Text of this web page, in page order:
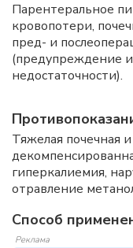
Парентеральное
кровопотери,
пред- и
(предупреждение
недостаточности).
Тяжелая почечная
гиперкалиемия,
отравление
Способ
Реклама